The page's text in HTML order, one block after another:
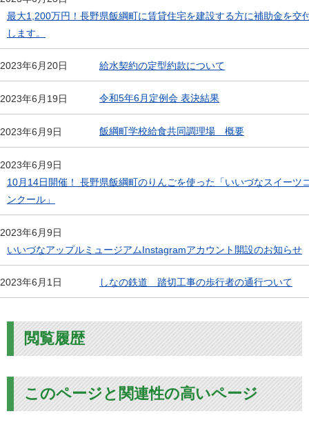
最大1,200万円！長野県飯綱町に賃貸住宅を建設する方に補助金を交
します。
2023年6月20日 給水契約の定型約款について
2023年6月19日 令和5年6月定例会 表決結果
2023年6月9日 飯綱町学校給食共同調理場 概要
2023年6月9日
10月14日開催！ 長野県飯綱町のりんごを使った「いいづなスイーツ
ンクール」
2023年6月9日
いいづなアップルミュージアムInstagramアカウント開設のお知らせ
2023年6月1日 しなの鉄道 踏切工事の歩行者の通行ついて
閲覧履歴
このページと関連性の高いページ